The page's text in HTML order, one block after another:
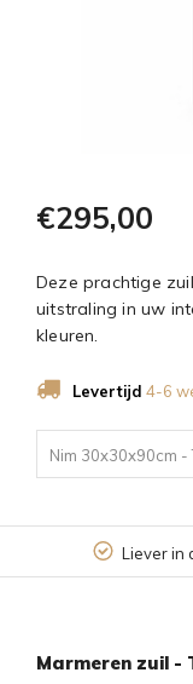
€295,00
Deze prachtige
uitstraling in uw
kleuren.
Levertijd 4-6
Nim 30x30x90cm
Liever in
Marmeren zuil -